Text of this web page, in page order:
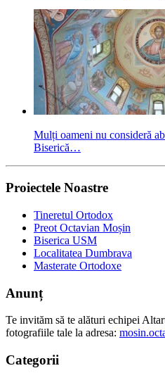
Mulți oameni nu consideră
Biserică…
Proiectele Noastre
Tineretul Ortodox
Preot Octavian Moșin
Biserica USM
Localitatea Dumbrava
Masterate Ortodoxe
Anunț
Te invităm să te alături echipei
fotografiile tale la adresa:
Categorii